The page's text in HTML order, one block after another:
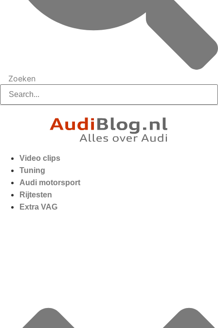
Zoeken
Video clips
Tuning
Audi motorsport
Rijtesten
Extra VAG